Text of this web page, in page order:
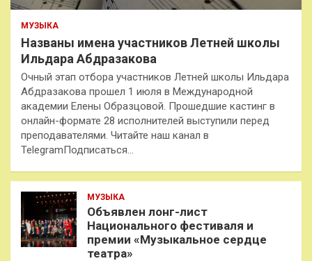
МУЗЫКА
Названы имена участников Летней школы
Ильдара Абдразакова
Очный этап отбора участников Летней школы Ильдара
Абдразакова прошел 1 июля в Международной
академии Елены Образцовой. Прошедшие кастинг в
онлайн-формате 28 исполнителей выступили перед
преподавателями. Читайте наш канал в
TelegramПодписаться…
МУЗЫКА
Объявлен лонг-лист
Национального фестиваля и
премии «Музыкальное сердце
театра»